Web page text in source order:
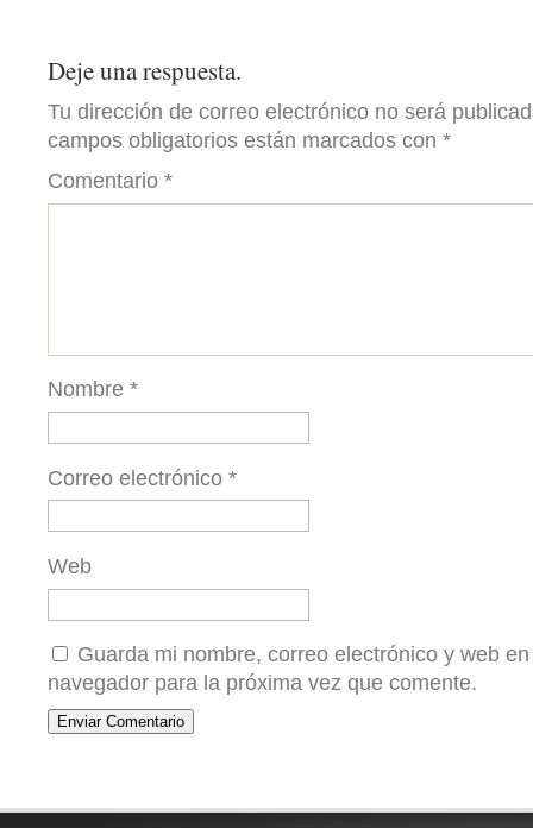
Deje una respuesta.
Tu dirección de correo electrónico no será
campos obligatorios están marcados con *
Comentario *
Nombre *
Correo electrónico *
Web
Guarda mi nombre, correo electrónico y web
navegador para la próxima vez que comente.